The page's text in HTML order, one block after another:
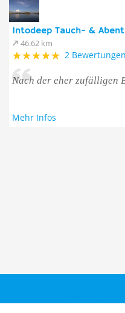
Intodeep Tauch- &
46.62 km
2 Bewertungen
Nach der eher zufälligen
Mehr Infos